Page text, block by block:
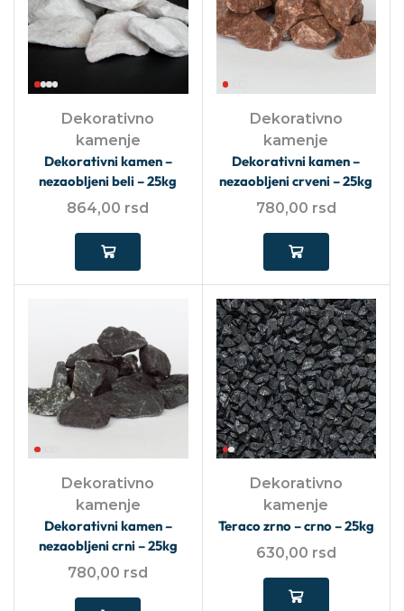
Dekorativno
kamenje
Dekorativni kamen –
nezaobljeni beli – 25kg
864,00 rsd
Dekorativno
kamenje
Dekorativni kamen –
nezaobljeni crveni – 25kg
780,00 rsd
Dekorativno
kamenje
Dekorativni kamen –
nezaobljeni crni – 25kg
780,00 rsd
Dekorativno
kamenje
Teraco zrno – crno – 25kg
630,00 rsd